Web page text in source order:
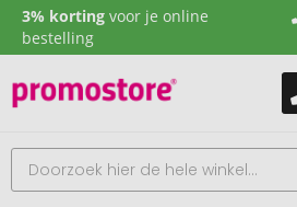
3% korting voor je online
bestelling